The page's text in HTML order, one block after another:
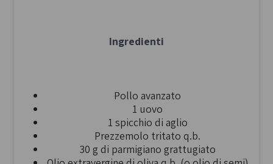
Ingredienti
Pollo avanzato
1 uovo
1 spicchio di aglio
Prezzemolo tritato q.b.
30 g di parmigiano grattugiato